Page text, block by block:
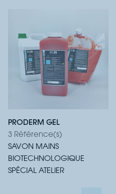
PRODERM GEL
3 Référence(s)
SAVON MAINS
BIOTECHNOLOGIQUE
SPÉCIAL ATELIER